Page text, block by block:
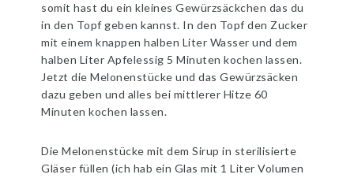
somit hast du ein kleines Gewürzsäckchen das du
in den Topf geben kannst. In den Topf den Zucker
mit einem knappen halben Liter Wasser und dem
halben Liter Apfelessig 5 Minuten kochen lassen.
Jetzt die Melonenstücke und das Gewürzsäcken
dazu geben und alles bei mittlerer Hitze 60
Minuten kochen lassen.
Die Melonenstücke mit dem Sirup in sterilisierte
Gläser füllen (ich hab ein Glas mit 1 Liter Volumen